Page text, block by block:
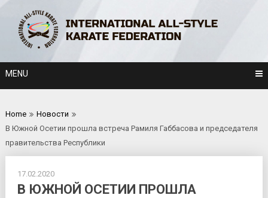
content
MENU
Home
Новости
В Южной Осетии прошла встреча Рамиля Габбасова и председателя
правительства Республики
17.02.2020
В ЮЖНОЙ ОСЕТИИ ПРОШЛА